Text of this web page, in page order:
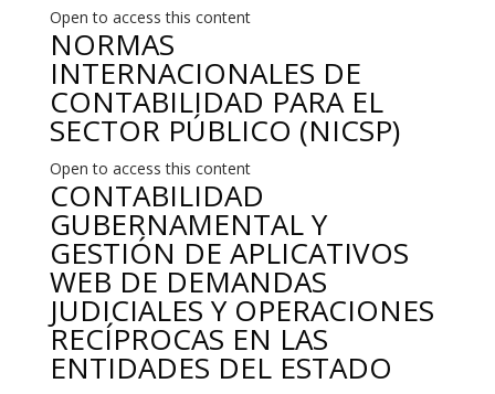
Open to access this content
NORMAS
INTERNACIONALES DE
CONTABILIDAD PARA EL
SECTOR PÚBLICO (NICSP)
Open to access this content
CONTABILIDAD
GUBERNAMENTAL Y
GESTIÓN DE APLICATIVOS
WEB DE DEMANDAS
JUDICIALES Y OPERACIONES
RECÍPROCAS EN LAS
ENTIDADES DEL ESTADO